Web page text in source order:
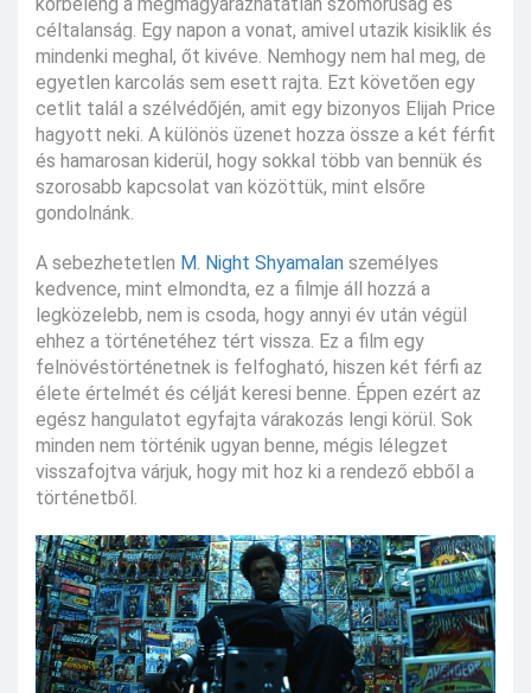
céltalanság. Egy napon a vonat, amivel utazik kisiklik és
mindenki meghal, őt kivéve. Nemhogy nem hal meg, de
egyetlen karcolás sem esett rajta. Ezt követően egy
cetlit talál a szélvédőjén, amit egy bizonyos Elijah Price
hagyott neki. A különös üzenet hozza össze a két férfit
és hamarosan kiderül, hogy sokkal több van bennük és
szorosabb kapcsolat van közöttük, mint elsőre
gondolnánk.
A sebezhetetlen M. Night Shyamalan személyes
kedvence, mint elmondta, ez a filmje áll hozzá a
legközelebb, nem is csoda, hogy annyi év után végül
ehhez a történetéhez tért vissza. Ez a film egy
felnövéstörténetnek is felfogható, hiszen két férfi az
élete értelmét és célját keresi benne. Éppen ezért az
egész hangulatot egyfajta várakozás lengi körül. Sok
minden nem történik ugyan benne, mégis lélegzet
visszafojtva várjuk, hogy mit hoz ki a rendező ebből a
történetből.